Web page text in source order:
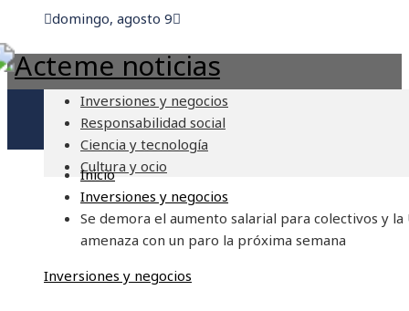
domingo, agosto 9
Inversiones y negocios
Responsabilidad social
Ciencia y tecnología
Cultura y ocio
Inicio
Inversiones y negocios
Se demora el aumento salarial para colectivos y la
amenaza con un paro la próxima semana
Inversiones y negocios